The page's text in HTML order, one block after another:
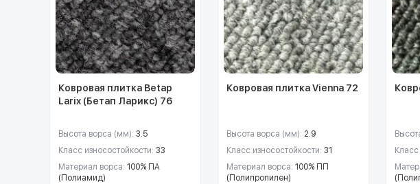
Ковровая плитка Betap
Larix (Бетап Ларикс) 76
Высота ворса (мм): 3.5
Класс износостойкости: 33
Материал ворса: 100% ПА
(Полиамид)
Ковровая плитка Vienna 72
Высота ворса (мм): 2.9
Класс износостойкости: 31
Материал ворса: 100% ПП
(Полипропилен)
Класс